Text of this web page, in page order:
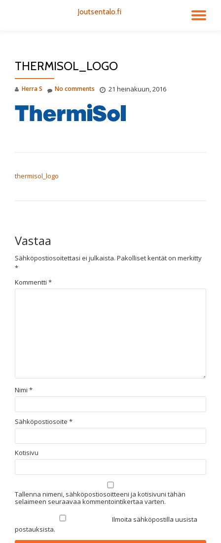
Joutsentalo.fi
THERMISOL_LOGO
Herra S 21 heinäkuun, 2016
No comments
thermisol_logo
Vastaa
Sähköpostiosoitettasi ei julkaista. Pakolliset kentät on merkitty
*
Kommentti *
Nimi *
Sähköpostiosoite *
Kotisivu
Tallenna nimeni, sähköpostiosoitteeni ja kotisivuni tähän
selaimeen seuraavaa kommentointikertaa varten.
Ilmoita sähköpostilla uusista
postauksista.